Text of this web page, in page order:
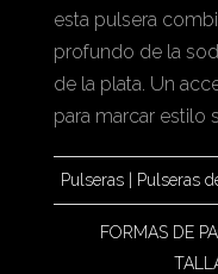
esta pulsera
profundo de la
de la plata. Un
para marcar estilo
Pulseras| Pulseras
FORMAS DE